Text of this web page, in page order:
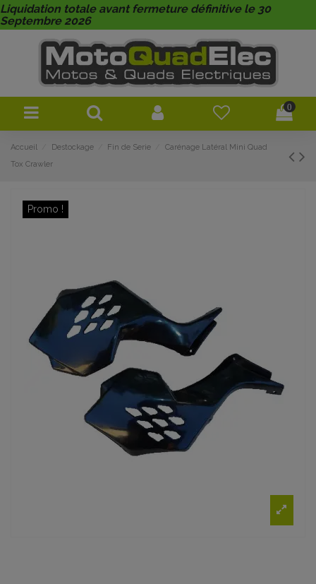
Liquidation totale avant fermeture définitive le 30
Septembre 2026
0
Accueil Destockage Fin de Serie
Carénage Latéral Mini Quad
Tox Crawler
Promo !